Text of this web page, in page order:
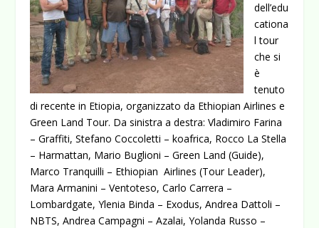
dell’edu
cationa
l tour
che si
è
tenuto
di recente in Etiopia, organizzato da Ethiopian Airlines e
Green Land Tour. Da sinistra a destra: Vladimiro Farina
– Graffiti, Stefano Coccoletti – koafrica, Rocco La Stella
– Harmattan, Mario Buglioni – Green Land (Guide),
Marco Tranquilli – Ethiopian Airlines (Tour Leader),
Mara Armanini – Ventoteso, Carlo Carrera –
Lombardgate, Ylenia Binda – Exodus, Andrea Dattoli –
NBTS, Andrea Campagni – Azalai, Yolanda Russo –